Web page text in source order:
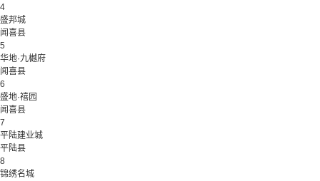
4
盛邦城
闻喜县
5
华地·九樾府
闻喜县
6
盛地·禧园
闻喜县
7
平陆建业城
平陆县
8
锦绣名城